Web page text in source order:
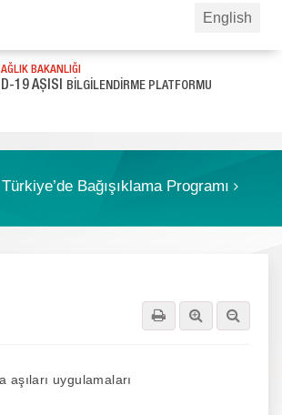
English
BAKANLIĞI
19 AŞISI BİLGİLENDİRME PLATFORMU
Türkiye’de Bağışıklama Programı
aşıları uygulamaları